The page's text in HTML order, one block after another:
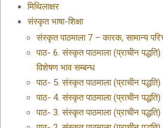
मिथिलाक्षर
संस्कृत भाषा-शिक्षा
संस्कृत पाठमाला 7 – कारक, सामान्य
पाठ- 6. संस्कृत पाठमाला (प्राचीन
विशेषण भाव सम्बन्ध
पाठ- 5. संस्कृत पाठमाला (प्राचीन पद्धति)
पाठ- 4. संस्कृत पाठमाला (प्राचीन
पाठ- 3. संस्कृत पाठमाला (प्राचीन पद्धति)